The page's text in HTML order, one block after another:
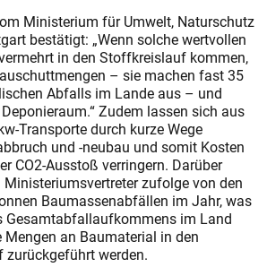
Ministerium für Umwelt, Naturschutz
bestätigt: „Wenn solche wertvollen
in den Stoffkreislauf kommen,
– sie machen fast 35
Abfalls im Lande aus – und
Zudem lassen sich aus
Transporte durch kurze Wege
und -neubau und somit Kosten
CO2-Ausstoß verringern. Darüber
zufolge von den
Baumassenabfällen im Jahr, was
Gesamtabfallaufkommens im Land
Mengen an Baumaterial in den
werden.